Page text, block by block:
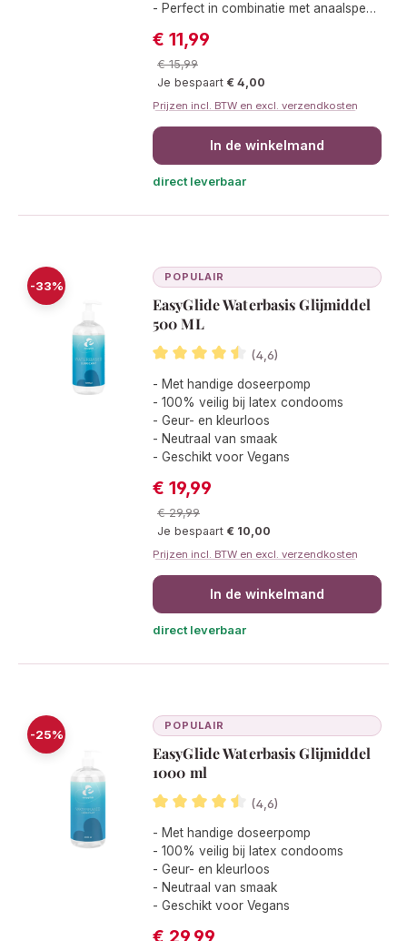
- Perfect in combinatie met anaalspeeltjes
Verkoopprijs:
€ 11,99
Normale prijs:
€ 15,99
Je bespaart € 4,00
Prijzen incl. BTW en excl. verzendkosten
In de winkelmand
direct leverbaar
-33%
POPULAIR
EasyGlide Waterbasis Glijmiddel
500 ML
(4,6)
Gemiddelde waardering van 4.6 van
- Met handige doseerpomp
- 100% veilig bij latex condooms
- Geur- en kleurloos
- Neutraal van smaak
- Geschikt voor Vegans
Verkoopprijs:
€ 19,99
Normale prijs:
€ 29,99
Je bespaart € 10,00
Prijzen incl. BTW en excl. verzendkosten
In de winkelmand
direct leverbaar
-25%
POPULAIR
EasyGlide Waterbasis Glijmiddel
1000 ml
(4,6)
Gemiddelde waardering van 4.5 van
- Met handige doseerpomp
- 100% veilig bij latex condooms
- Geur- en kleurloos
- Neutraal van smaak
- Geschikt voor Vegans
Verkoopprijs:
€ 29,99